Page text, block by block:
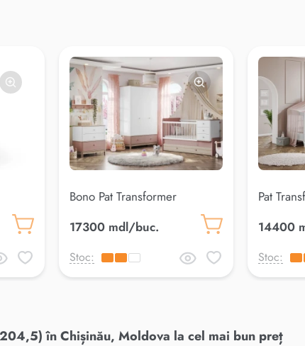
Bono Pat Transformer
17300 mdl/buc.
Stoc:
Pat
14400
Stoc:
în Chișinău, Moldova la cel mai bun preț